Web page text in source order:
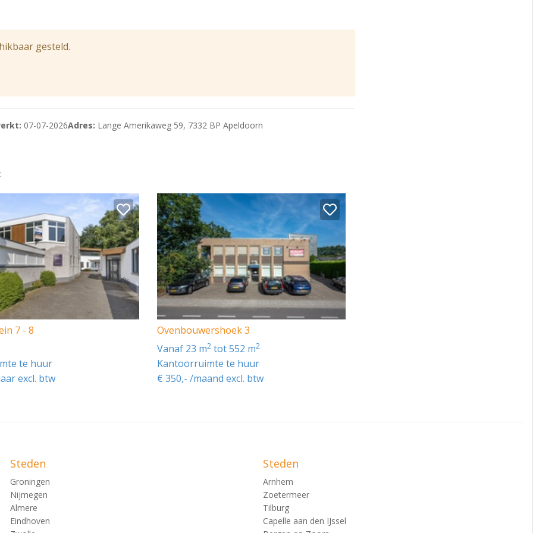
met BTW
per jaar, te vermeerderen met BTW.
€ 65,- per m²/jaar, te vermeerderen met BTW.
telkens 5 (vijf) jaar.
waar momenteel ca. 480 m² v.v.o. inclusief toeslag algemene
ingemeten.
BTW
jaar, te vermeerderen met BTW.
per m²/jaar, te vermeerderen met BTW.
gesteld.
07-07-2026Adres: Lange Amerikaweg 59, 7332 BP Apeldoorn
7 - 8
te huur
excl. btw
Ovenbouwershoek 3
vanaf 23 m2tot 552 m2
Kantoorruimte te huur
€ 350,- /maand excl. btw
Steden
Groningen
Nijmegen
Almere
Eindhoven
Steden
Arnhem
Zoetermeer
Tilburg
Capelle aan den IJssel